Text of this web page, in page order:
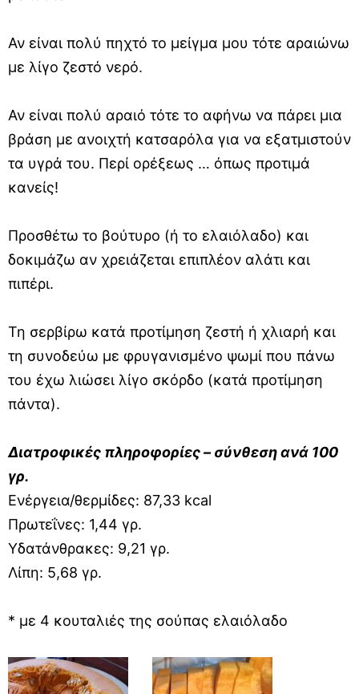
Αν είναι πολύ πηχτό το μείγμα μου τότε αραιώνω
με λίγο ζεστό νερό.
Αν είναι πολύ αραιό τότε το αφήνω να πάρει μια
βράση με ανοιχτή κατσαρόλα για να εξατμιστούν
τα υγρά του. Περί ορέξεως … όπως προτιμά
κανείς!
Προσθέτω το βούτυρο (ή το ελαιόλαδο) και
δοκιμάζω αν χρειάζεται επιπλέον αλάτι και
πιπέρι.
Τη σερβίρω κατά προτίμηση ζεστή ή χλιαρή και
τη συνοδεύω με φρυγανισμένο ψωμί που πάνω
του έχω λιώσει λίγο σκόρδο (κατά προτίμηση
πάντα).
Διατροφικές πληροφορίες – σύνθεση ανά 100
γρ.
Ενέργεια/θερμίδες: 87,33 kcal
Πρωτεΐνες: 1,44 γρ.
Υδατάνθρακες: 9,21 γρ.
Λίπη: 5,68 γρ.
* με 4 κουταλιές της σούπας ελαιόλαδο